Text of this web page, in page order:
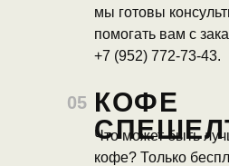
мы готовы
помогать вам с
+7 (952) 772-73-43.
05 КОФЕ
Что может быть
кофе? Только